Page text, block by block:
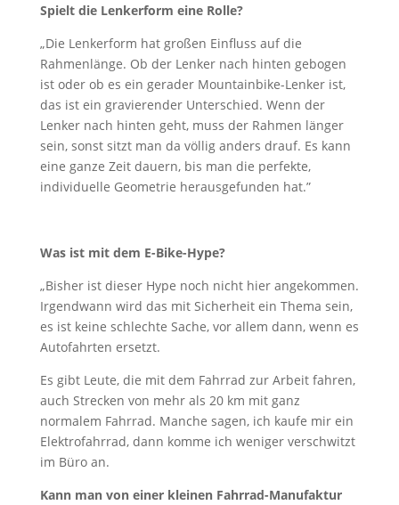
Spielt die Lenkerform eine Rolle?
„Die Lenkerform hat großen Einfluss auf die
Rahmenlänge. Ob der Lenker nach hinten gebogen
ist oder ob es ein gerader Mountainbike-Lenker ist,
das ist ein gravierender Unterschied. Wenn der
Lenker nach hinten geht, muss der Rahmen länger
sein, sonst sitzt man da völlig anders drauf. Es kann
eine ganze Zeit dauern, bis man die perfekte,
individuelle Geometrie herausgefunden hat.”
Was ist mit dem E-Bike-Hype?
„Bisher ist dieser Hype noch nicht hier angekommen.
Irgendwann wird das mit Sicherheit ein Thema sein,
es ist keine schlechte Sache, vor allem dann, wenn es
Autofahrten ersetzt.
Es gibt Leute, die mit dem Fahrrad zur Arbeit fahren,
auch Strecken von mehr als 20 km mit ganz
normalem Fahrrad. Manche sagen, ich kaufe mir ein
Elektrofahrrad, dann komme ich weniger verschwitzt
im Büro an.
Kann man von einer kleinen Fahrrad-Manufaktur